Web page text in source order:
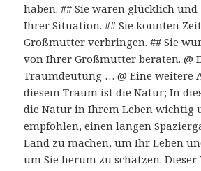
haben. ## Sie waren glücklich
Ihrer Situation. ## Sie konnten
Großmutter verbringen. ## Sie
von Ihrer Großmutter beraten. @
Traumdeutung … @ Eine weitere
diesem Traum ist die Natur; In
die Natur in Ihrem Leben wichtig
empfohlen, einen langen
Land zu machen, um Ihr Leben
um Sie herum zu schätzen.